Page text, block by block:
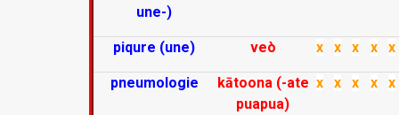
une-)
piqure (une) veò x x x x x
pneumologie
kātoona (-ate
puapua)
x x x x x